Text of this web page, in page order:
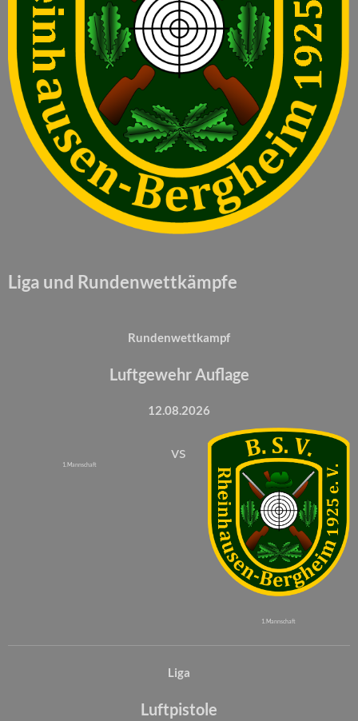
Liga und Rundenwettkämpfe
Rundenwettkampf
Luftgewehr Auflage
12.08.2026
1. Mannschaft
vs
1. Mannschaft
Liga
Luftpistole